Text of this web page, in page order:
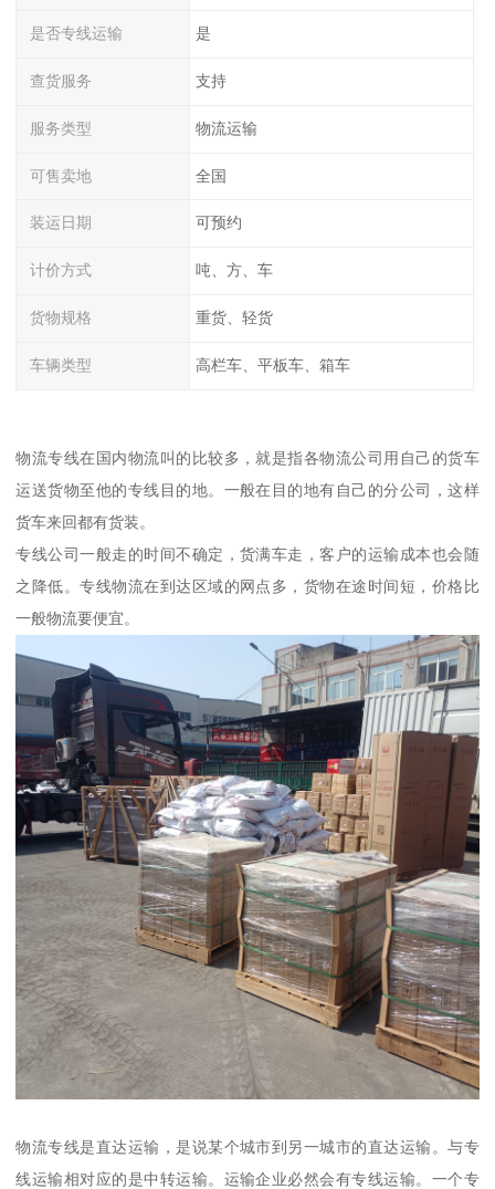
是否专线运输 是
查货服务 支持
服务类型 物流运输
可售卖地 全国
装运日期 可预约
计价方式 吨、方、车
货物规格 重货、轻货
车辆类型 高栏车、平板车、箱车
物流专线在国内物流叫的比较多，就是指各物流公司用自己的货车
运送货物至他的专线目的地。一般在目的地有自己的分公司，这样
货车来回都有货装。
专线公司一般走的时间不确定，货满车走，客户的运输成本也会随
之降低。专线物流在到达区域的网点多，货物在途时间短，价格比
一般物流要便宜。
物流专线是直达运输，是说某个城市到另一城市的直达运输。与专
线运输相对应的是中转运输。运输企业必然会有专线运输。一个专